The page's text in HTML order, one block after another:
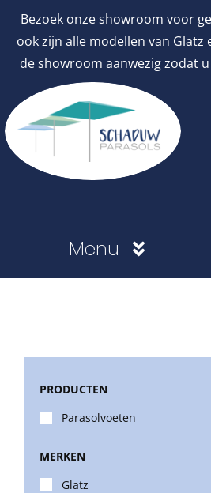
Bezoek onze showroom voor
ook zijn alle modellen van Glatz
de showroom aanwezig zodat
inhoud
Menu
Stokparasols
PRODUCTEN
Parasolvoeten
MERKEN
Glatz